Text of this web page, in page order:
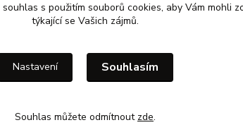
souhlas s použitím souborů cookies, aby Vám mohli
týkající se Vašich zájmů.
Nastavení Souhlasím
Souhlas můžete odmítnout zde.